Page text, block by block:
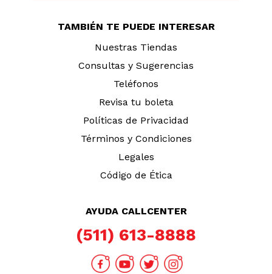
TAMBIÉN TE PUEDE INTERESAR
Nuestras Tiendas
Consultas y Sugerencias
Teléfonos
Revisa tu boleta
Políticas de Privacidad
Términos y Condiciones
Legales
Código de Ética
AYUDA CALLCENTER
(511) 613-8888